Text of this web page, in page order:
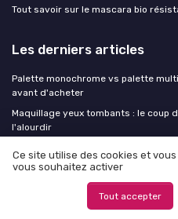
Tout savoir sur le mascara bio
Les derniers articles
Palette monochrome vs palette
avant d'acheter
Maquillage yeux tombants : le coup
l'alourdir
test clean
City shop cosmetics afro mercerie :
réinvente les offres et promotions
Ce site utilise des cookies et
vous souhaitez activer
Tout accepter